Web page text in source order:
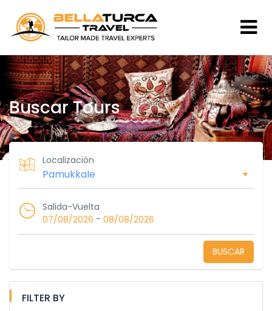
Buscar Tours
Localización
Salida-Vuelta
07/08/2026 - 08/08/2026
BUSCAR
FILTER BY